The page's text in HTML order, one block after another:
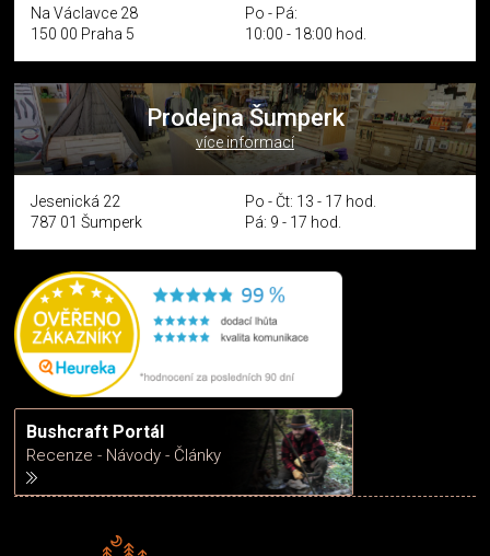
Na Václavce 28
150 00 Praha 5
Po - Pá:
10:00 - 18:00 hod.
Prodejna Šumperk
více informací
Jesenická 22
787 01 Šumperk
Po - Čt: 13 - 17 hod.
Pá: 9 - 17 hod.
Bushcraft Portál
Recenze - Návody - Články